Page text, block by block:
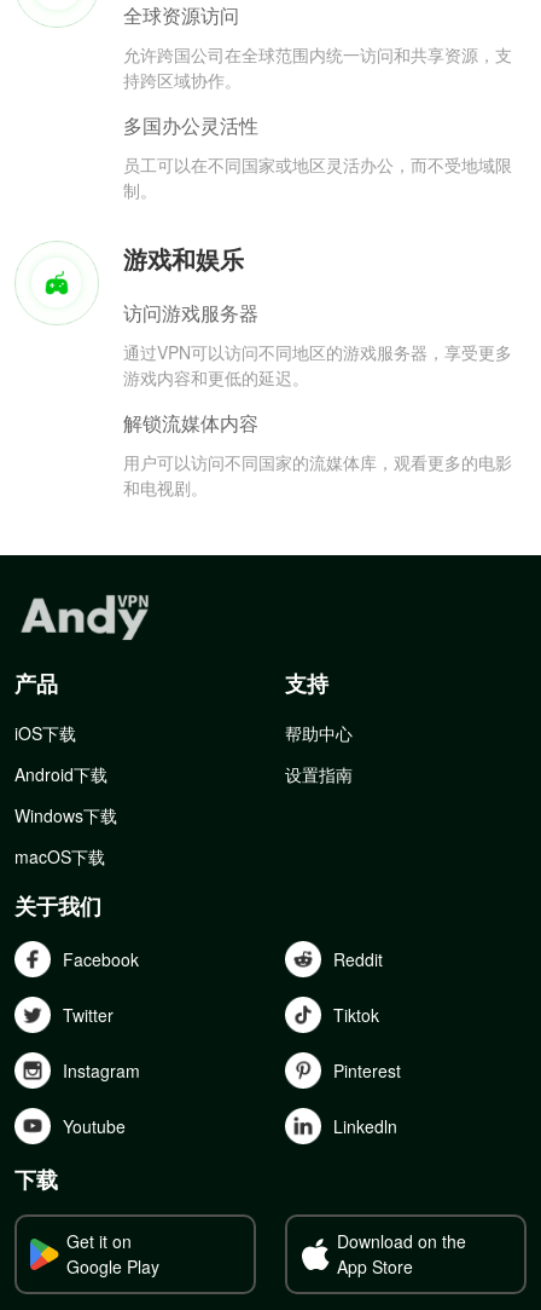
全球资源访问
允许跨国公司在全球范围内统一访问和共享资源，支
持跨区域协作。
多国办公灵活性
员工可以在不同国家或地区灵活办公，而不受地域限
制。
游戏和娱乐
访问游戏服务器
通过VPN可以访问不同地区的游戏服务器，享受更多
游戏内容和更低的延迟。
解锁流媒体内容
用户可以访问不同国家的流媒体库，观看更多的电影
和电视剧。
产品
iOS下载
Android下载
Windows下载
macOS下载
支持
帮助中心
设置指南
关于我们
Facebook Reddit
Twitter Tiktok
Instagram Pinterest
Youtube Linkedln
下载
Get it on
Google Play
Download on the
App Store